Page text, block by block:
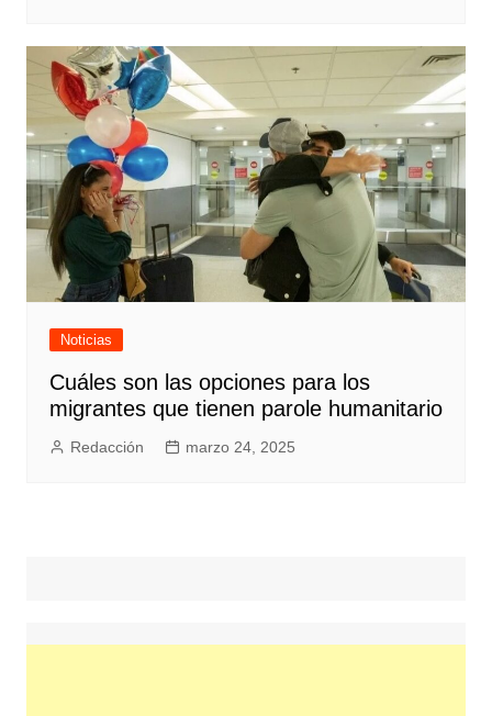
Noticias
Cuáles son las opciones para los
migrantes que tienen parole humanitario
Redacción marzo 24, 2025